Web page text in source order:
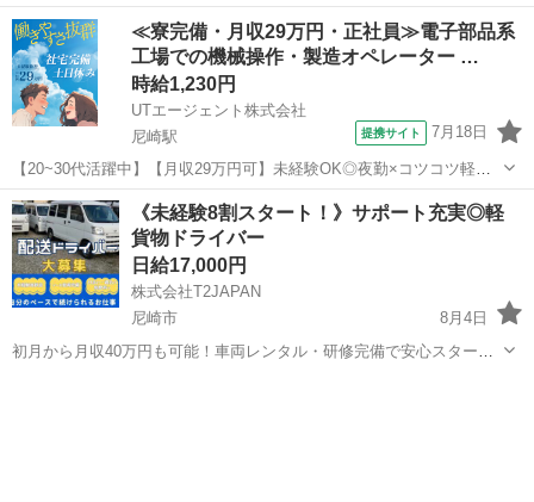
ギュラースタッフ募集中✨ ━━🔍 こんな方にピッタリ！ ・元気に歩く
のが好き ・外で体を動かす仕事がしたい ・自由シフトでプライベート
も充実させ...
兵庫 尼崎市 園田駅 軽作業 スタッフ
≪寮完備・月収29万円・正社員≫電子部品系
工場での機械操作・製造オペレーター …
時給1,230円
UTエージェント株式会社
尼崎駅
提携サイト 7月18日
【20~30代活躍中】【月収29万円可】未経験OK◎夜勤×コツコツ軽作
業☆車載用電子部品の機械OP・検査！土日祝休《JSOZ1C》 詳細情報
☆★カーナビなどに使われる電子部品の基盤作り！★☆ ＜具体的に
は…＞ ◆自動は...
兵庫 尼崎市 尼崎駅 その他
《未経験8割スタート！》サポート充実◎軽
貨物ドライバー
日給17,000円
株式会社T2JAPAN
尼崎市
8月4日
初月から月収40万円も可能！車両レンタル・研修完備で安心スター